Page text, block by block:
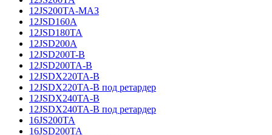
12JS200TA-МАЗ
12JSD160A
12JSD180TA
12JSD200A
12JSD200T-B
12JSD200TA-B
12JSDX220TA-B
12JSDX220TA-B под ретардер
12JSDX240TA-B
12JSDX240TA-B под ретардер
16JS200TA
16JSD200TA